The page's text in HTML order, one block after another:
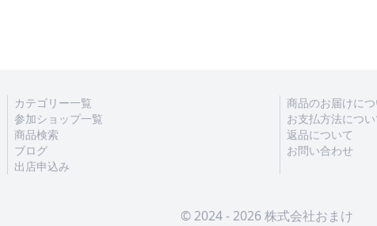
カテゴリー一覧
参加ショップ一覧
商品検索
ブログ
出店申込み
商品のお届けにつ
お支払方法につい
返品について
お問い合わせ
© 2024 - 2026 株式会社おまけ